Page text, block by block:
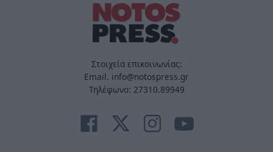
Στοιχεία επικοινωνίας:
Email. info@notospress.gr
Τηλέφωνο: 27310.89949